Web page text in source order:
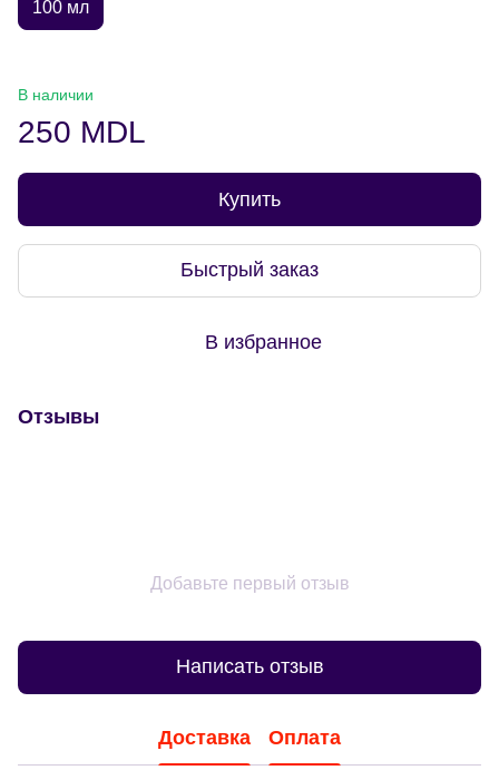
100 мл
В наличии
250 MDL
Купить
Быстрый заказ
В избранное
Отзывы
Добавьте первый отзыв
Написать отзыв
Доставка Оплата